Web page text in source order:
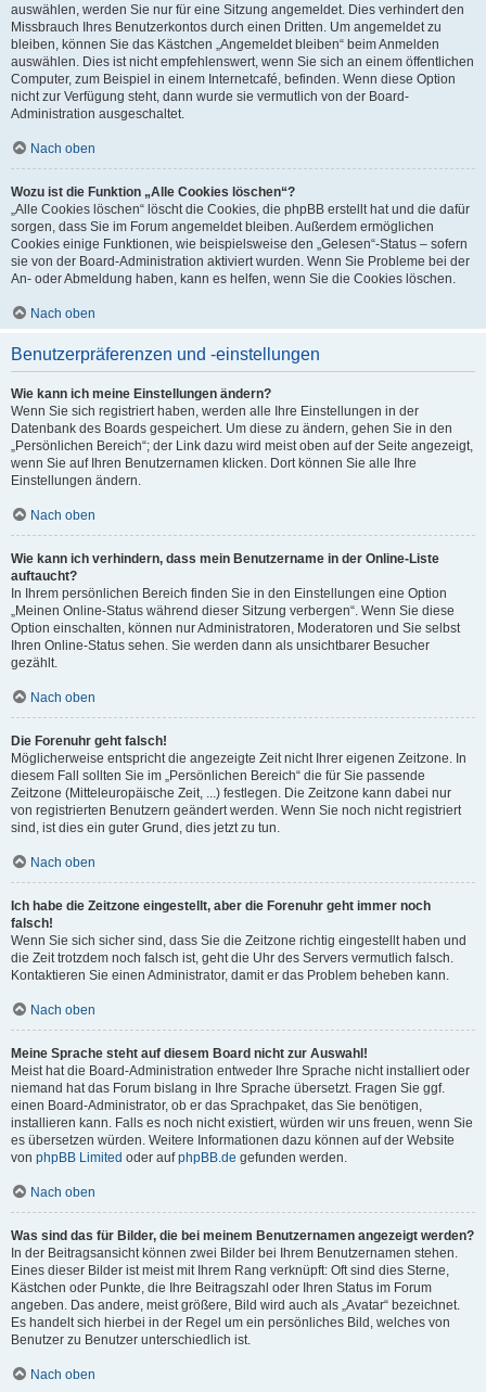
auswählen, werden Sie nur für eine Sitzung angemeldet. Dies verhindert den
Missbrauch Ihres Benutzerkontos durch einen Dritten. Um angemeldet zu
bleiben, können Sie das Kästchen „Angemeldet bleiben“ beim Anmelden
auswählen. Dies ist nicht empfehlenswert, wenn Sie sich an einem öffentlichen
Computer, zum Beispiel in einem Internetcafé, befinden. Wenn diese Option
nicht zur Verfügung steht, dann wurde sie vermutlich von der Board-
Administration ausgeschaltet.
Nach oben
Wozu ist die Funktion „Alle Cookies löschen“?
„Alle Cookies löschen“ löscht die Cookies, die phpBB erstellt hat und die dafür
sorgen, dass Sie im Forum angemeldet bleiben. Außerdem ermöglichen
Cookies einige Funktionen, wie beispielsweise den „Gelesen“-Status – sofern
sie von der Board-Administration aktiviert wurden. Wenn Sie Probleme bei der
An- oder Abmeldung haben, kann es helfen, wenn Sie die Cookies löschen.
Nach oben
Benutzerpräferenzen und -einstellungen
Wie kann ich meine Einstellungen ändern?
Wenn Sie sich registriert haben, werden alle Ihre Einstellungen in der
Datenbank des Boards gespeichert. Um diese zu ändern, gehen Sie in den
„Persönlichen Bereich“; der Link dazu wird meist oben auf der Seite angezeigt,
wenn Sie auf Ihren Benutzernamen klicken. Dort können Sie alle Ihre
Einstellungen ändern.
Nach oben
Wie kann ich verhindern, dass mein Benutzername in der Online-Liste
auftaucht?
In Ihrem persönlichen Bereich finden Sie in den Einstellungen eine Option
„Meinen Online-Status während dieser Sitzung verbergen“. Wenn Sie diese
Option einschalten, können nur Administratoren, Moderatoren und Sie selbst
Ihren Online-Status sehen. Sie werden dann als unsichtbarer Besucher
gezählt.
Nach oben
Die Forenuhr geht falsch!
Möglicherweise entspricht die angezeigte Zeit nicht Ihrer eigenen Zeitzone. In
diesem Fall sollten Sie im „Persönlichen Bereich“ die für Sie passende
Zeitzone (Mitteleuropäische Zeit, ...) festlegen. Die Zeitzone kann dabei nur
von registrierten Benutzern geändert werden. Wenn Sie noch nicht registriert
sind, ist dies ein guter Grund, dies jetzt zu tun.
Nach oben
Ich habe die Zeitzone eingestellt, aber die Forenuhr geht immer noch
falsch!
Wenn Sie sich sicher sind, dass Sie die Zeitzone richtig eingestellt haben und
die Zeit trotzdem noch falsch ist, geht die Uhr des Servers vermutlich falsch.
Kontaktieren Sie einen Administrator, damit er das Problem beheben kann.
Nach oben
Meine Sprache steht auf diesem Board nicht zur Auswahl!
Meist hat die Board-Administration entweder Ihre Sprache nicht installiert oder
niemand hat das Forum bislang in Ihre Sprache übersetzt. Fragen Sie ggf.
einen Board-Administrator, ob er das Sprachpaket, das Sie benötigen,
installieren kann. Falls es noch nicht existiert, würden wir uns freuen, wenn Sie
es übersetzen würden. Weitere Informationen dazu können auf der Website
von phpBB Limited oder aufphpBB.de gefunden werden.
Nach oben
Was sind das für Bilder, die bei meinem Benutzernamen angezeigt werden?
In der Beitragsansicht können zwei Bilder bei Ihrem Benutzernamen stehen.
Eines dieser Bilder ist meist mit Ihrem Rang verknüpft: Oft sind dies Sterne,
Kästchen oder Punkte, die Ihre Beitragszahl oder Ihren Status im Forum
angeben. Das andere, meist größere, Bild wird auch als „Avatar“ bezeichnet.
Es handelt sich hierbei in der Regel um ein persönliches Bild, welches von
Benutzer zu Benutzer unterschiedlich ist.
Nach oben